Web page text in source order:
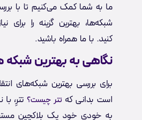
ما به شما کمک می‌کنیم تا با
شبکه‌ها، بهترین گزینه را برای
کنید. با ما همراه باشید.
نگاهی به بهترین شبکه
است بدانی که تتر چیست؟
به خودی خود یک بلاکچین